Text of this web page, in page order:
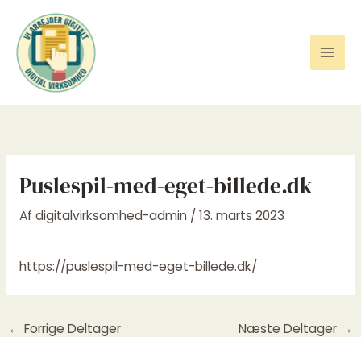
indholdet
Puslespil-med-eget-billede.dk
Af digitalvirksomhed-admin / 13. marts 2023
https://puslespil-med-eget-billede.dk/
← Forrige Deltager Næste Deltager →